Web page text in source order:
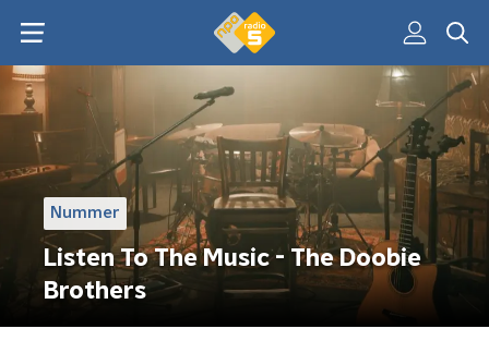
Nummer
Listen To The Music - The Doobie
Brothers